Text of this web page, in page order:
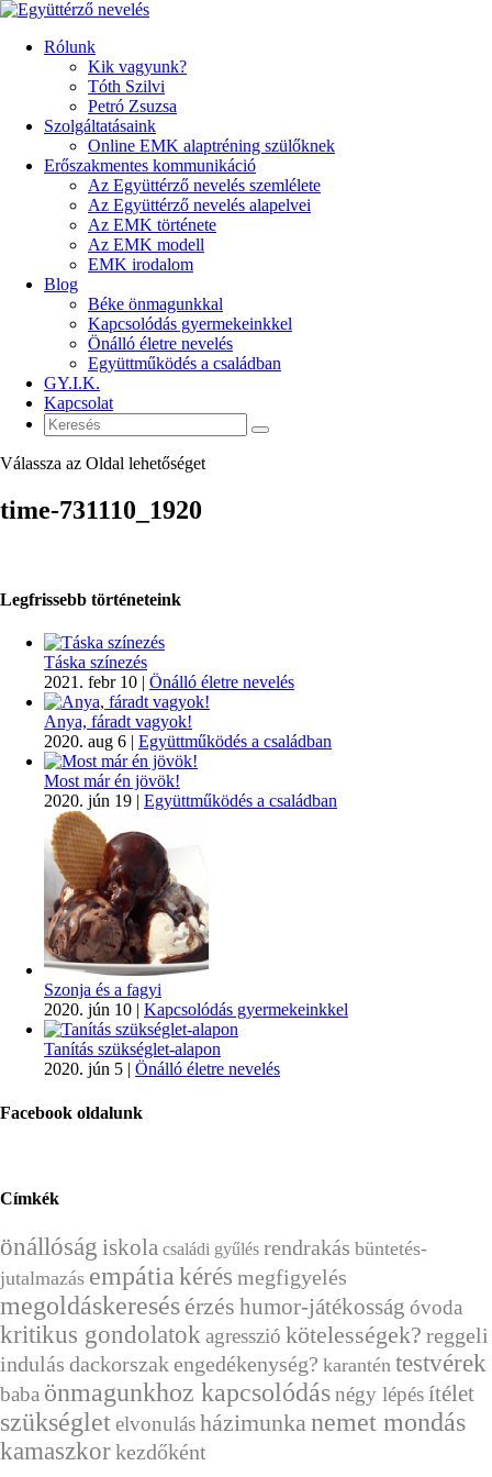
Rólunk
Kik vagyunk?
Tóth Szilvi
Petró Zsuzsa
Szolgáltatásaink
Online EMK alaptréning szülőknek
Erőszakmentes kommunikáció
Az Együttérző nevelés szemlélete
Az Együttérző nevelés alapelvei
Az EMK története
Az EMK modell
EMK irodalom
Blog
Béke önmagunkkal
Kapcsolódás gyermekeinkkel
Önálló életre nevelés
Együttműködés a családban
GY.I.K.
Kapcsolat
Válassza az Oldal lehetőséget
time-731110_1920
Legfrissebb történeteink
Táska színezés
2021. febr 10 | Önálló életre nevelés
Anya, fáradt vagyok!
2020. aug 6 | Együttműködés a családban
Most már én jövök!
2020. jún 19 | Együttműködés a családban
Szonja és a fagyi
2020. jún 10 | Kapcsolódás gyermekeinkkel
Tanítás szükséglet-alapon
2020. jún 5 | Önálló életre nevelés
Facebook oldalunk
Címkék
önállóság iskola családi gyűlés rendrakás büntetés-
jutalmazás empátiakérés megfigyelés
megoldáskeresés érzés humor-játékosság óvoda
kritikus gondolatokagresszió kötelességek? reggeli
indulás dackorszakengedékenység? karantén testvérek
baba önmagunkhoz kapcsolódásnégy lépésítélet
szükségletelvonulásházimunkanemet mondás
kamaszkorkezdőként